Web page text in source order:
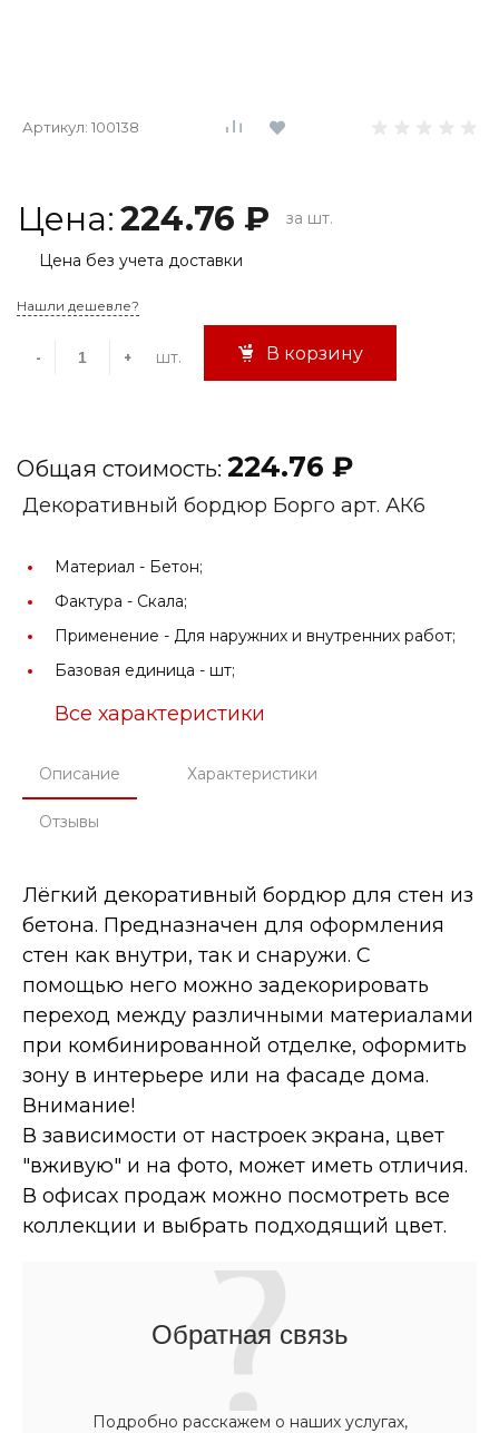
Артикул: 100138
Цена:224.76 ₽ за шт.
Цена без учета доставки
Общая стоимость: 224.76 ₽
Нашли дешевле?
- + шт. В корзину
Декоративный бордюр Борго арт. АК6
Материал - Бетон;
Фактура - Скала;
Применение - Для наружних и внутренних работ;
Базовая единица - шт;
Все характеристики
Описание Характеристики
Отзывы
Лёгкий декоративный бордюр для стен из
бетона. Предназначен для оформления
стен как внутри, так и снаружи. С
помощью него можно задекорировать
переход между различными материалами
при комбинированной отделке, оформить
зону в интерьере или на фасаде дома.
Внимание!
В зависимости от настроек экрана, цвет
"вживую" и на фото, может иметь отличия.
В офисах продаж можно посмотреть все
коллекции и выбрать подходящий цвет.
Обратная связь
Подробно расскажем о наших услугах,